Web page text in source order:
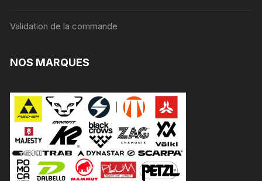
Validation de la commande
NOS MARQUES